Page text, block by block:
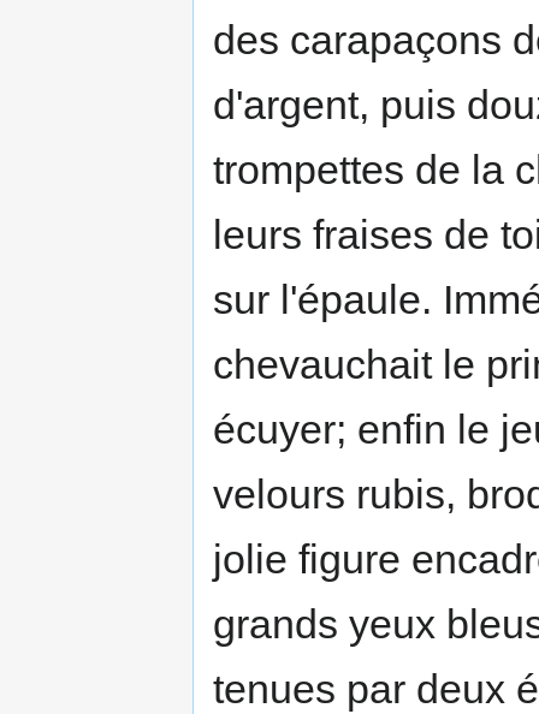
des carapaçons
d'argent, puis
trompettes de la
leurs fraises de
sur l'épaule.
chevauchait le
écuyer; enfin le
velours rubis,
jolie figure
grands yeux
tenues par deux